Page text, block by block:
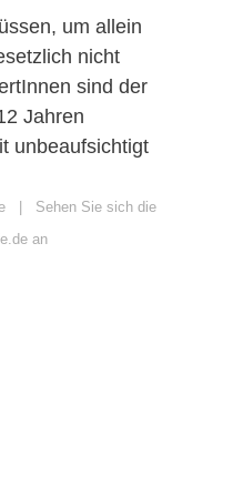
um allein
nicht
sind der
Jahren
unbeaufsichtigt
| Sehen Sie sich die
an